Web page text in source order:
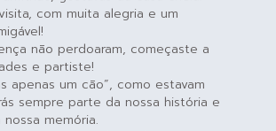
com muita alegria e um
não perdoaram, começaste a
e partiste!
apenas um cão”, como estavam
sempre parte da nossa história e
memória.